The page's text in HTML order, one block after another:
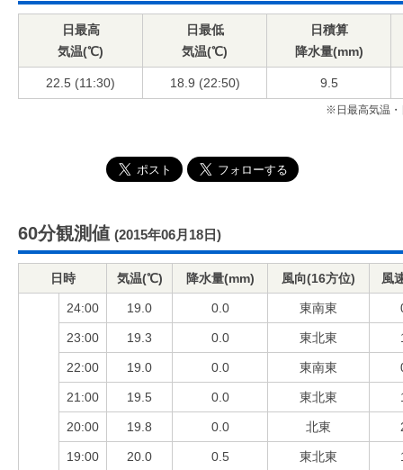
日最高
気温(℃)
日最低
気温(℃)
日積算
降水量(mm)
22.5 (11:30) 18.9 (22:50) 9.5
※日最高気温・
60分観測値 (2015年06月18日)
日時 気温(℃) 降水量(mm) 風向(16方位) 風
24:00 19.0 0.0 東南東
23:00 19.3 0.0 東北東
22:00 19.0 0.0 東南東
21:00 19.5 0.0 東北東
20:00 19.8 0.0 北東
19:00 20.0 0.5 東北東